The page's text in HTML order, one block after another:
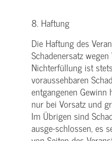
8. Haftung
Die Haftung des
Schadenersatz
Nichterfüllung ist
voraussehbaren
entgangenen Gewinn
nur bei Vorsatz und
Im Übrigen sind
ausge-schlossen, es